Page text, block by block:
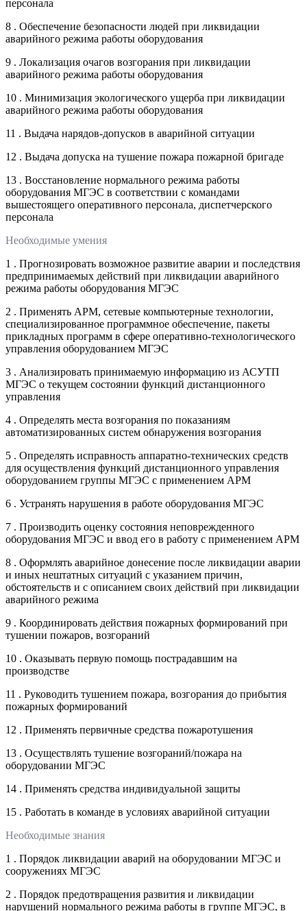
персонала
8 . Обеспечение безопасности людей при ликвидации
аварийного режима работы оборудования
9 . Локализация очагов возгорания при ликвидации
аварийного режима работы оборудования
10 . Минимизация экологического ущерба при ликвидации
аварийного режима работы оборудования
11 . Выдача нарядов-допусков в аварийной ситуации
12 . Выдача допуска на тушение пожара пожарной бригаде
13 . Восстановление нормального режима работы
оборудования МГЭС в соответствии с командами
вышестоящего оперативного персонала, диспетчерского
персонала
Необходимые умения
1 . Прогнозировать возможное развитие аварии и последствия
предпринимаемых действий при ликвидации аварийного
режима работы оборудования МГЭС
2 . Применять АРМ, сетевые компьютерные технологии,
специализированное программное обеспечение, пакеты
прикладных программ в сфере оперативно-технологического
управления оборудованием МГЭС
3 . Анализировать принимаемую информацию из АСУТП
МГЭС о текущем состоянии функций дистанционного
управления
4 . Определять места возгорания по показаниям
автоматизированных систем обнаружения возгорания
5 . Определять исправность аппаратно-технических средств
для осуществления функций дистанционного управления
оборудованием группы МГЭС с применением АРМ
6 . Устранять нарушения в работе оборудования МГЭС
7 . Производить оценку состояния неповрежденного
оборудования МГЭС и ввод его в работу с применением АРМ
8 . Оформлять аварийное донесение после ликвидации аварии
и иных нештатных ситуаций с указанием причин,
обстоятельств и с описанием своих действий при ликвидации
аварийного режима
9 . Координировать действия пожарных формирований при
тушении пожаров, возгораний
10 . Оказывать первую помощь пострадавшим на
производстве
11 . Руководить тушением пожара, возгорания до прибытия
пожарных формирований
12 . Применять первичные средства пожаротушения
13 . Осуществлять тушение возгораний/пожара на
оборудовании МГЭС
14 . Применять средства индивидуальной защиты
15 . Работать в команде в условиях аварийной ситуации
Необходимые знания
1 . Порядок ликвидации аварий на оборудовании МГЭС и
сооружениях МГЭС
2 . Порядок предотвращения развития и ликвидации
нарушений нормального режима работы в группе МГЭС, в